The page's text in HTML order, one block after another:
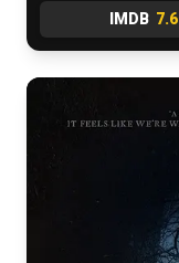
IMDB 7.6